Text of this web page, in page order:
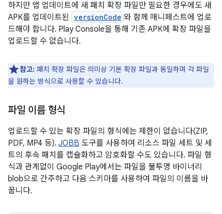
하지만 앱 업데이트에 새 패치 확장 파일만 필요한 경우에도 새
APK를 업데이트된 versionCode 와 함께 매니페스트에 업로
드해야 합니다. Play Console을 통해 기존 APK에 확장 파일을
업로드할 수 없습니다.
참고: 패치 확장 파일은 의미상 기본 확장 파일과 동일하며 각 파일
을 원하는 방식으로 사용할 수 있습니다.
파일 이름 형식
업로드할 수 있는 확장 파일의 형식에는 제한이 없습니다(ZIP,
PDF, MP4 등). JOBB 도구를 사용하여 리소스 파일 세트 및 세
트의 후속 패치를 캡슐화하고 암호화할 수도 있습니다. 파일 형
식과 관계없이 Google Play에서는 파일을 불투명 바이너리
blob으로 간주하고 다음 스키마를 사용하여 파일의 이름을 바
꿉니다.